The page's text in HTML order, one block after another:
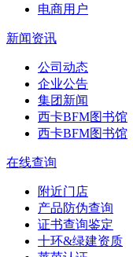
电商用户
新闻资讯
公司动态
企业公告
集团新闻
西卡BFM图书馆
西卡BFM图书馆
在线查询
附近门店
产品防伪查询
证书查询鉴定
十环&绿建资质